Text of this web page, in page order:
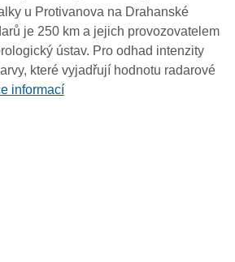
u Protivanova na Drahanské
je 250 km a jejich provozovatelem
ústav. Pro odhad intenzity
které vyjadřují hodnotu radarové
informací